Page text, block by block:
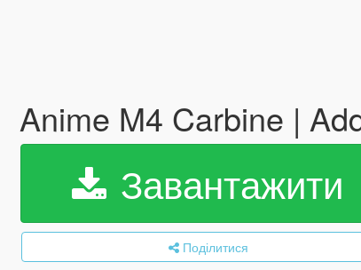
Anime M4 Carbine |
Завантажити
Поділитися